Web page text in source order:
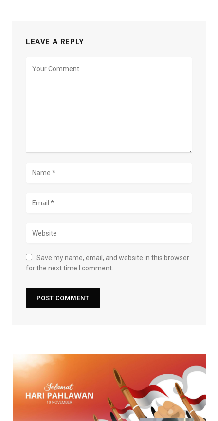
LEAVE A REPLY
Save my name, email, and website in this browser
for the next time I comment.